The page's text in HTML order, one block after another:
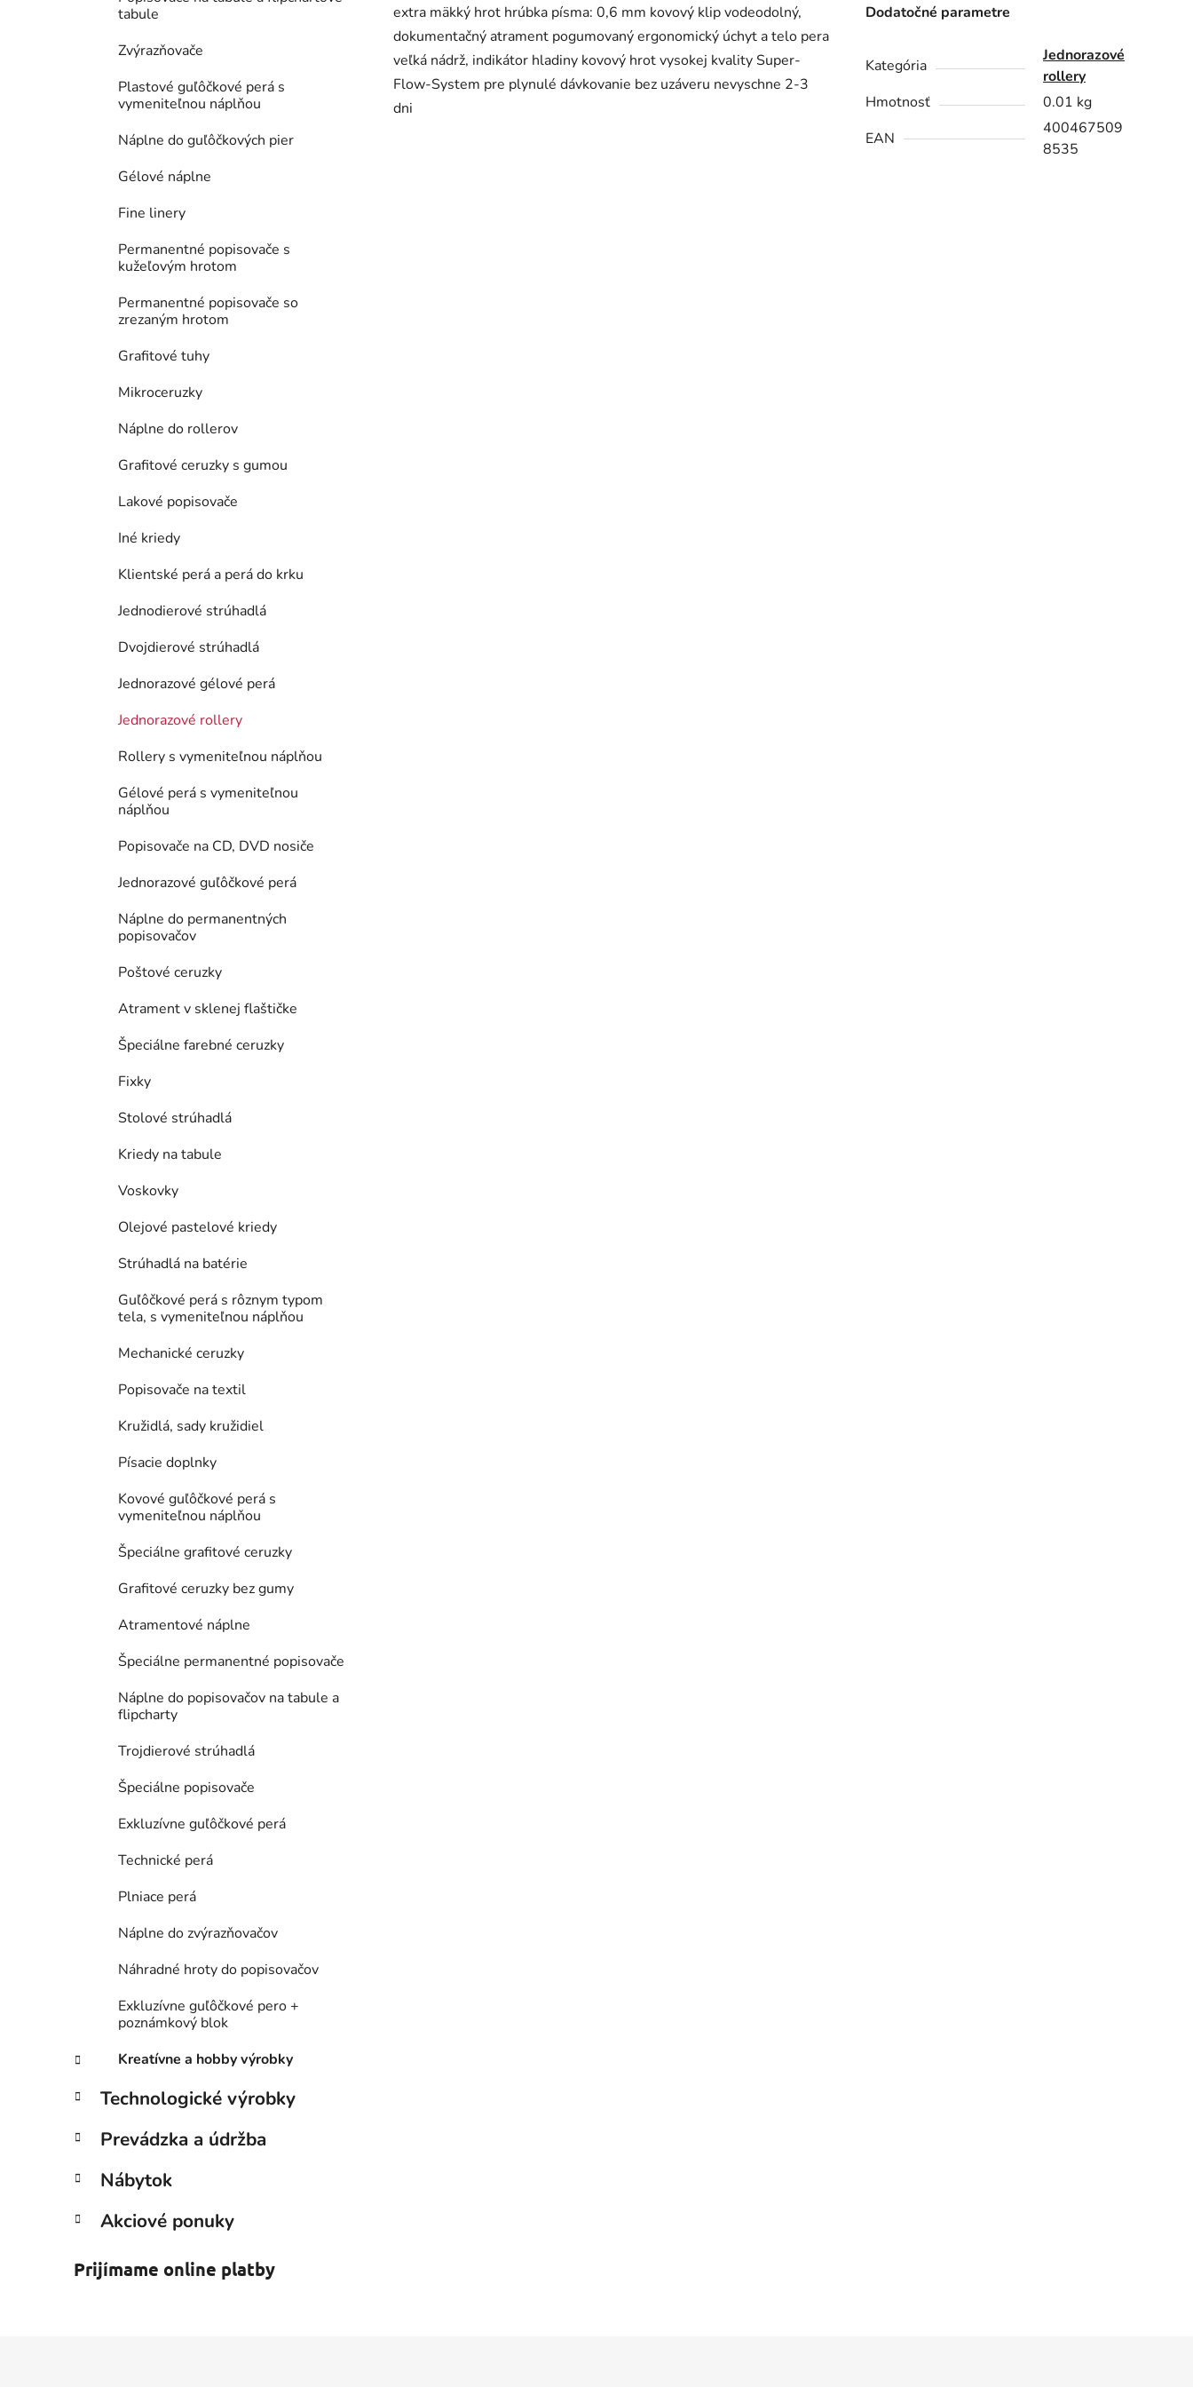
tabule
Zvýrazňovače
Plastové guľôčkové perá s
vymeniteľnou náplňou
Náplne do guľôčkových pier
Gélové náplne
Fine linery
Permanentné popisovače s
kužeľovým hrotom
Permanentné popisovače so
zrezaným hrotom
Grafitové tuhy
Mikroceruzky
Náplne do rollerov
Grafitové ceruzky s gumou
Lakové popisovače
Iné kriedy
Klientské perá a perá do krku
Jednodierové strúhadlá
Dvojdierové strúhadlá
Jednorazové gélové perá
Jednorazové rollery
Rollery s vymeniteľnou náplňou
Gélové perá s vymeniteľnou
náplňou
Popisovače na CD, DVD nosiče
Jednorazové guľôčkové perá
Náplne do permanentných
popisovačov
Poštové ceruzky
Atrament v sklenej flaštičke
Špeciálne farebné ceruzky
Fixky
Stolové strúhadlá
Kriedy na tabule
Voskovky
Olejové pastelové kriedy
Strúhadlá na batérie
Guľôčkové perá s rôznym typom
tela, s vymeniteľnou náplňou
Mechanické ceruzky
Popisovače na textil
Kružidlá, sady kružidiel
Písacie doplnky
Kovové guľôčkové perá s
vymeniteľnou náplňou
Špeciálne grafitové ceruzky
Grafitové ceruzky bez gumy
Atramentové náplne
Špeciálne permanentné popisovače
Náplne do popisovačov na tabule a
flipcharty
Trojdierové strúhadlá
Špeciálne popisovače
Exkluzívne guľôčkové perá
Technické perá
Plniace perá
Náplne do zvýrazňovačov
Náhradné hroty do popisovačov
Exkluzívne guľôčkové pero +
poznámkový blok
Kreatívne a hobby výrobky
Technologické výrobky
Prevádzka a údržba
Nábytok
Akciové ponuky
Prijímame online platby
extra mäkký hrot hrúbka písma: 0,6 mm kovový klip vodeodolný,
dokumentačný atrament pogumovaný ergonomický úchyt a telo pera
veľká nádrž, indikátor hladiny kovový hrot vysokej kvality Super-
Flow-System pre plynulé dávkovanie bez uzáveru nevyschne 2-3
dni
Dodatočné parametre
Kategória
Jednorazové
rollery
Hmotnosť
0.01 kg
EAN
400467509
8535